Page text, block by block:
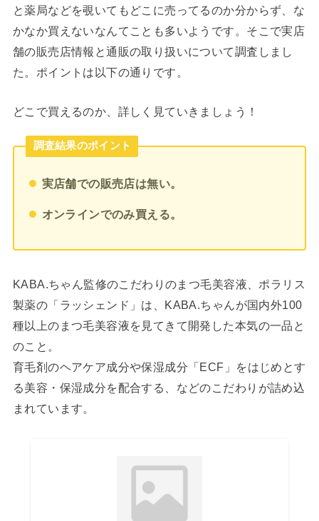
と薬局などを覗いてもどこに売ってるのか分からず、な
かなか買えないなんてことも多いようです。そこで実店
舗の販売店情報と通販の取り扱いについて調査しまし
た。ポイントは以下の通りです。
どこで買えるのか、詳しく見ていきましょう！
調査結果のポイント
実店舗での販売店は無い。
オンラインでのみ買える。
KABA.ちゃん監修のこだわりのまつ毛美容液、ポラリス
製薬の「ラッシェンド」は、KABA.ちゃんが国内外100
種以上のまつ毛美容液を見てきて開発した本気の一品と
のこと。
育毛剤のヘアケア成分や保湿成分「ECF」をはじめとす
る美容・保湿成分を配合する、などのこだわりが詰め込
まれています。